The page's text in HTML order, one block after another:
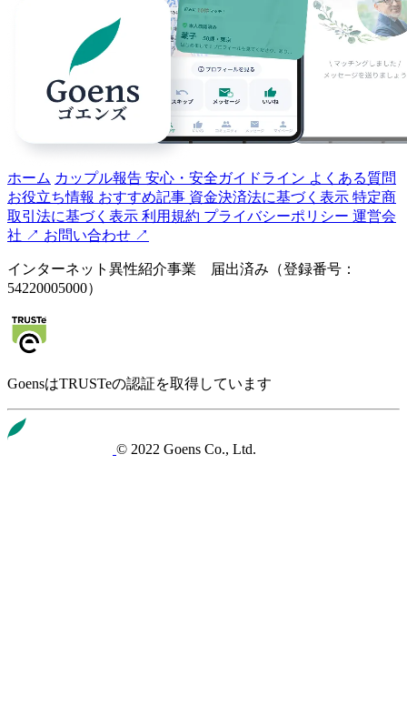
ホーム カップル報告 安心・安全ガイドライン よくある質問
お役立ち情報 おすすめ記事 資金決済法に基づく表示 特定商
取引法に基づく表示 利用規約 プライバシーポリシー 運営会
社 ↗️ お問い合わせ ↗️
インターネット異性紹介事業 届出済み（登録番号：
54220005000）
GoensはTRUSTeの認証を取得しています
© 2022 Goens Co., Ltd.